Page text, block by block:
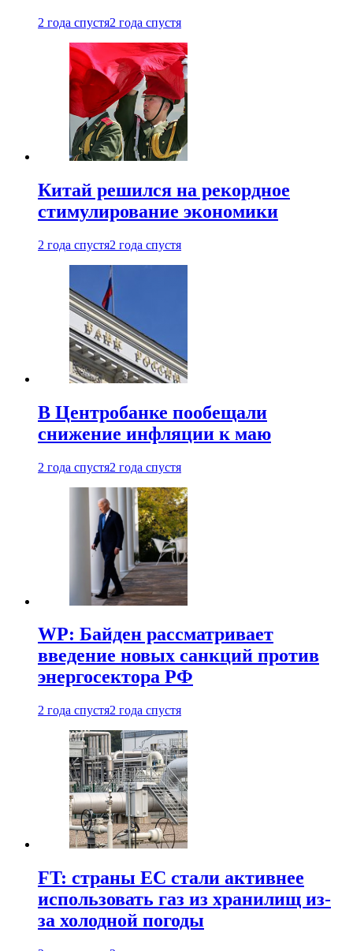
2 года спустя2 года спустя
Китай решился на рекордное
стимулирование экономики
2 года спустя2 года спустя
В Центробанке пообещали
снижение инфляции к маю
2 года спустя2 года спустя
WP: Байден рассматривает
введение новых санкций против
энергосектора РФ
2 года спустя2 года спустя
FT: страны ЕС стали активнее
использовать газ из хранилищ из-
за холодной погоды